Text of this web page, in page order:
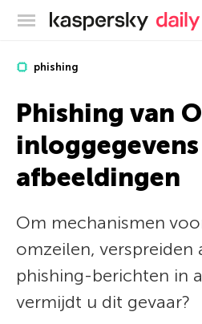
phishing
Phishing van
afbeeldingen
Om mechanismen
omzeilen, verspreiden
phishing-berichten in
vermijdt u dit gevaar?